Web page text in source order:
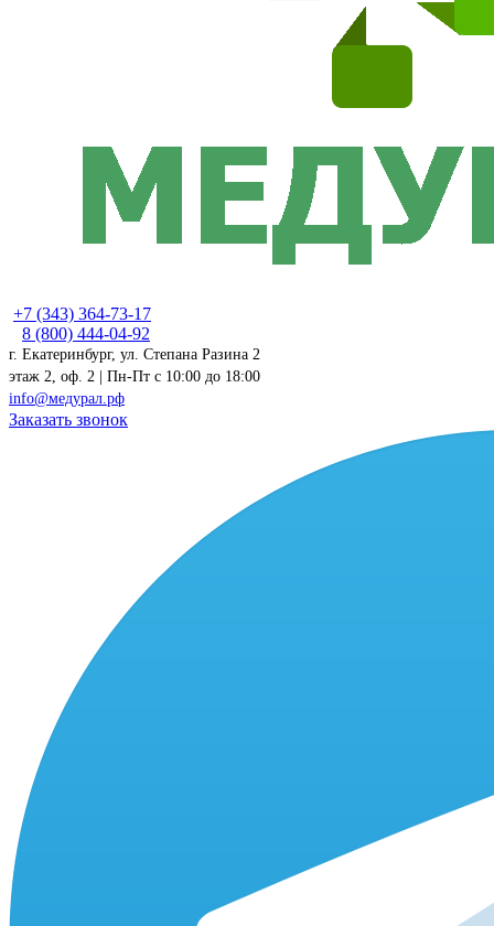
+7 (343) 364-73-17
8 (800) 444-04-92
г. Екатеринбург, ул. Степана Разина 2
этаж 2, оф. 2 | Пн-Пт c 10:00 до 18:00
info@медурал.рф
Заказать звонок